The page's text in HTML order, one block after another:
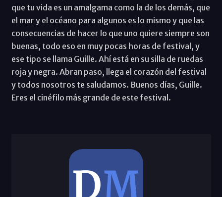
que tu vida es un amalgama como la de los demás, que
el mar y el océano para algunos es lo mismo y que las
consecuencias de hacer lo que uno quiere siempre son
buenas, todo eso en muy pocas horas de festival, y
ese tipo se llama Guille. Ahí está en su silla de ruedas
roja y negra. Abran paso, llega el corazón del festival
y todos nosotros te saludamos. Buenos días, Guille.
Eres el cinéfilo más grande de este festival.